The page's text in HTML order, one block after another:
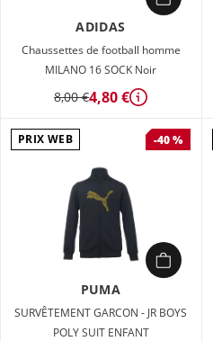
ADIDAS
Chaussettes de football homme
MILANO 16 SOCK Noir
8,00 €4,80 € Détails
PRIX WEB -40 %
PUMA
SURVÊTEMENT GARCON - JR BOYS
POLY SUIT ENFANT